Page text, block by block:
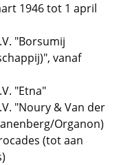
1946 tot 1 april
"Borsumij
vanaf
"Etna"
"Noury & Van der
Organon)
(tot aan